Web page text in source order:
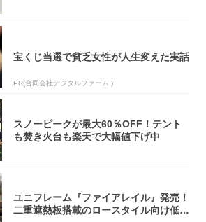
宝くじ当選で貧乏女性が人生変えた実話
PR(合同会社デジタルファーム )
スノーピークが最大60％OFF！テント
も焚き火台も楽天で大幅値下げ中
ユニフレーム『ファイアレイル』発売！
二重遮熱板搭載のロースタイル向け低型